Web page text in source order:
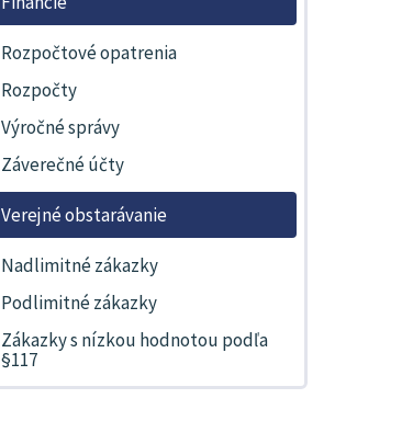
Rozpočtové opatrenia
Rozpočty
Výročné správy
Záverečné účty
Verejné obstarávanie
Nadlimitné zákazky
Podlimitné zákazky
Zákazky s nízkou hodnotou podľa
§117